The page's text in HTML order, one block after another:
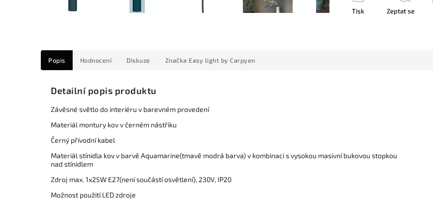
Tisk Zeptat se
Popis Hodnocení Diskuze Značka Easy light by Carpyen
Detailní popis produktu
Závěsné světlo do interiéru v barevném provedení
Materiál montury kov v černém nástřiku
Černý přívodní kabel
Materiál stínidla kov v barvě Aquamarine(tmavě modrá barva) v kombinaci s vysokou masivní bukovou stopkou
nad stínidlem
Zdroj max. 1x25W E27(není součástí osvětlení), 230V, IP20
Možnost použití LED zdroje